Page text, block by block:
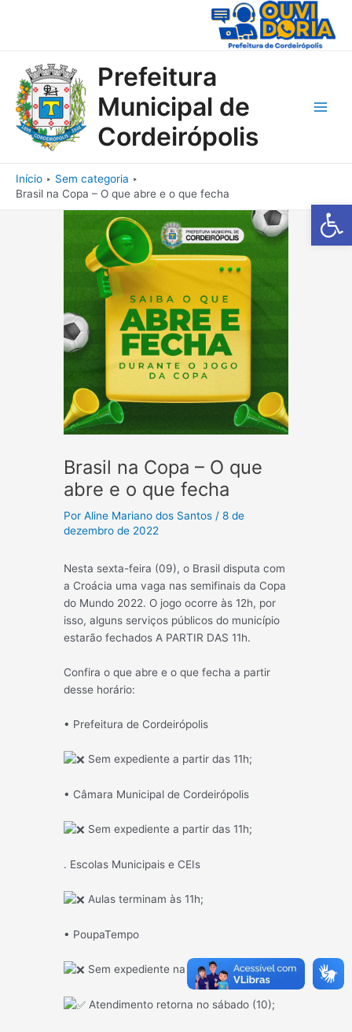
Barra de
Prefeitura
Municipal de
Cordeirópolis
Início
Sem categoria
Brasil na Copa – O que abre e o que fecha
Brasil na Copa – O que
abre e o que fecha
PorAline Mariano dos Santos /8 de
dezembro de 2022
Nesta sexta-feira (09), o Brasil disputa com
a Croácia uma vaga nas semifinais da Copa
do Mundo 2022. O jogo ocorre às 12h, por
isso, alguns serviços públicos do município
estarão fechados A PARTIR DAS 11h.
Confira o que abre e o que fecha a partir
desse horário:
• Prefeitura de Cordeirópolis
Sem expediente a partir das 11h;
• Câmara Municipal de Cordeirópolis
Sem expediente a partir das 11h;
. Escolas Municipais e CEIs
Aulas terminam às 11h;
• PoupaTempo
Sem expediente na sexta-feira (09);
Atendimento retorna no sábado (10);